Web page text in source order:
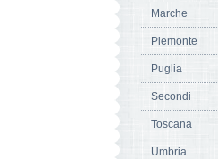
Marche
Piemonte
Puglia
Secondi
Toscana
Umbria